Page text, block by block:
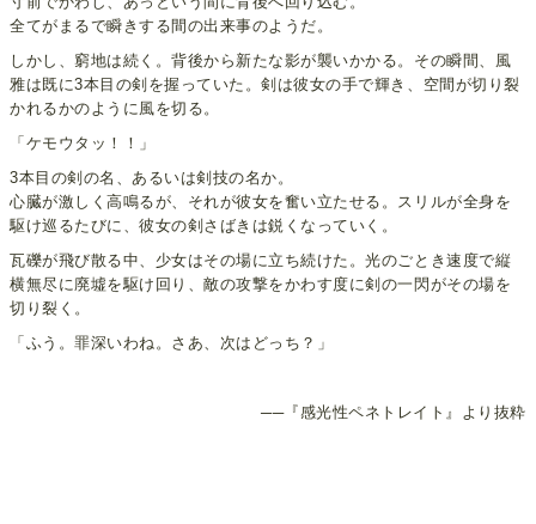
全てがまるで瞬きする間の出来事のようだ。
しかし、窮地は続く。背後から新たな影が襲いかかる。その瞬間、風
雅は既に3本目の剣を握っていた。剣は彼女の手で輝き、空間が切り裂
かれるかのように風を切る。
「ケモウタッ！！」
3本目の剣の名、あるいは剣技の名か。
心臓が激しく高鳴るが、それが彼女を奮い立たせる。スリルが全身を
駆け巡るたびに、彼女の剣さばきは鋭くなっていく。
瓦礫が飛び散る中、少女はその場に立ち続けた。光のごとき速度で縦
横無尽に廃墟を駆け回り、敵の攻撃をかわす度に剣の一閃がその場を
切り裂く。
「ふう。罪深いわね。さあ、次はどっち？」
──『感光性ペネトレイト』より抜粋